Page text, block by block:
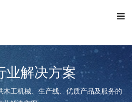
业解决方案
木工机械、生产线、优质产品及服务的